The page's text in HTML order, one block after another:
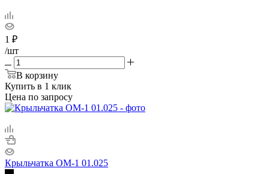
1 ₽
/шт
В корзину
Купить в 1 клик
Цена по запросу
Крыльчатка ОМ-1 01.025